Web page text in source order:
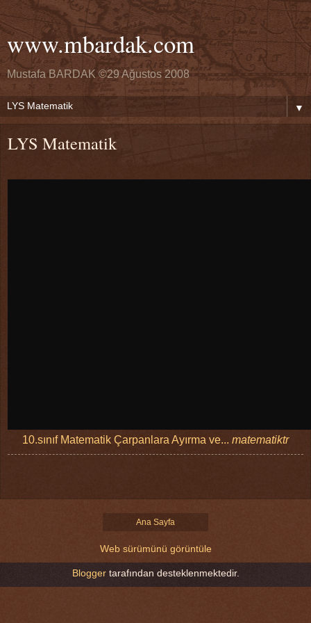
www.mbardak.com
Mustafa BARDAK ©29 Ağustos 2008
▼
LYS Matematik
10.sınıf Matematik Çarpanlara Ayırma ve... matematiktr
Ana Sayfa
Web sürümünü görüntüle
Bloggertarafından desteklenmektedir.